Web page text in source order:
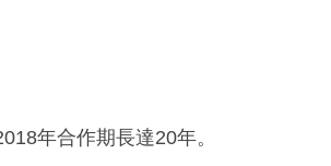
年合作期長達20年。